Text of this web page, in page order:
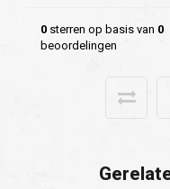
0 sterren op basis van 0
beoordelingen